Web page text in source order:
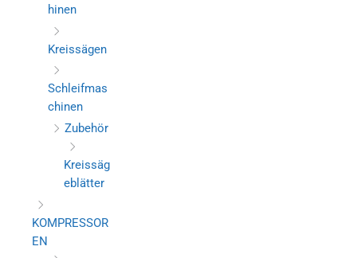
hinen
Kreissägen
Schleifmas
chinen
Zubehör
Kreissäg
eblätter
KOMPRESSOR
EN